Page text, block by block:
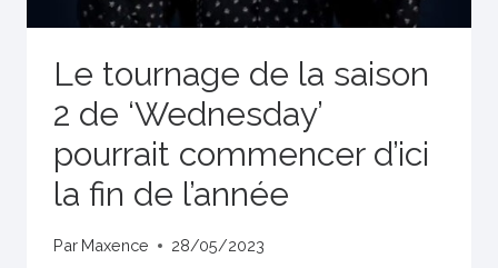
Le tournage de la saison
2 de ‘Wednesday’
pourrait commencer d’ici
la fin de l’année
Par Maxence 28/05/2023